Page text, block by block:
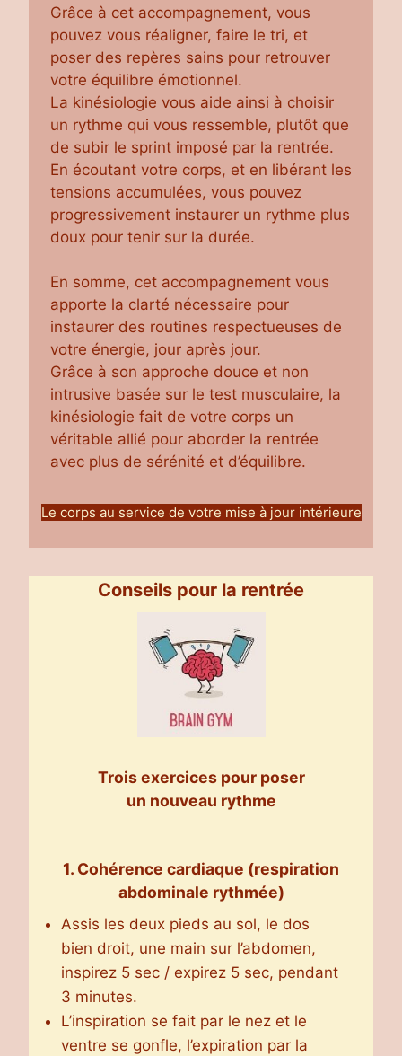
Grâce à cet accompagnement, vous
pouvez vous réaligner, faire le tri, et
poser des repères sains pour retrouver
votre équilibre émotionnel.
La kinésiologie vous aide ainsi à choisir
un rythme qui vous ressemble, plutôt que
de subir le sprint imposé par la rentrée.
En écoutant votre corps, et en libérant les
tensions accumulées, vous pouvez
progressivement instaurer un rythme plus
doux pour tenir sur la durée.
En somme, cet accompagnement vous
apporte la clarté nécessaire pour
instaurer des routines respectueuses de
votre énergie, jour après jour.
Grâce à son approche douce et non
intrusive basée sur le test musculaire, la
kinésiologie fait de votre corps un
véritable allié pour aborder la rentrée
avec plus de sérénité et d’équilibre.
Le corps au service de votre mise à jour intérieure
Conseils pour la rentrée
Trois exercices pour poser
un nouveau rythme
1. Cohérence cardiaque (respiration
abdominale rythmée)
Assis les deux pieds au sol, le dos
bien droit, une main sur l’abdomen,
inspirez 5 sec / expirez 5 sec, pendant
3 minutes.
L’inspiration se fait par le nez et le
ventre se gonfle, l’expiration par la